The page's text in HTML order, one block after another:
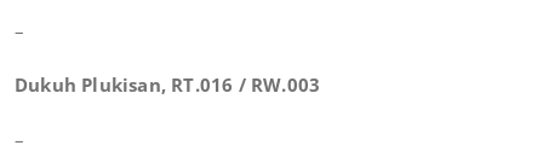
–
Dukuh Plukisan, RT.016 / RW.003
–